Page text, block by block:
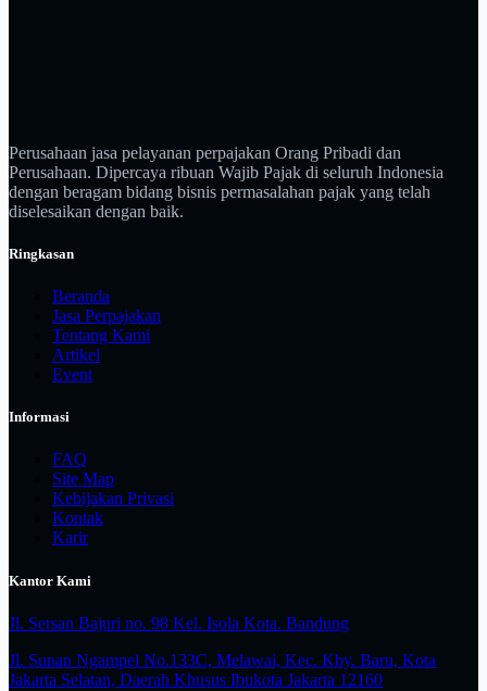
Perusahaan jasa pelayanan perpajakan Orang Pribadi dan
Perusahaan. Dipercaya ribuan Wajib Pajak di seluruh Indonesia
dengan beragam bidang bisnis permasalahan pajak yang telah
diselesaikan dengan baik.
Ringkasan
Beranda
Jasa Perpajakan
Tentang Kami
Artikel
Event
Informasi
FAQ
Site Map
Kebijakan Privasi
Kontak
Karir
Kantor Kami
Jl. Sersan Bajuri no. 98 Kel. Isola Kota. Bandung
Jl. Sunan Ngampel No.133C, Melawai, Kec. Kby. Baru, Kota
Jakarta Selatan, Daerah Khusus Ibukota Jakarta 12160